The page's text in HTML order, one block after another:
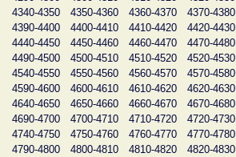
4340-4350
4350-4360 4360-4370 4370-4380
4390-4400
4400-4410 4410-4420 4420-4430
4440-4450
4450-4460 4460-4470 4470-4480
4490-4500
4500-4510 4510-4520 4520-4530
4540-4550
4550-4560 4560-4570 4570-4580
4590-4600
4600-4610 4610-4620 4620-4630
4640-4650
4650-4660 4660-4670 4670-4680
4690-4700
4700-4710 4710-4720 4720-4730
4740-4750
4750-4760 4760-4770 4770-4780
4790-4800
4800-4810 4810-4820 4820-4830